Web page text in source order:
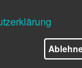
png-Datei oder
Pixel – Höhe ist